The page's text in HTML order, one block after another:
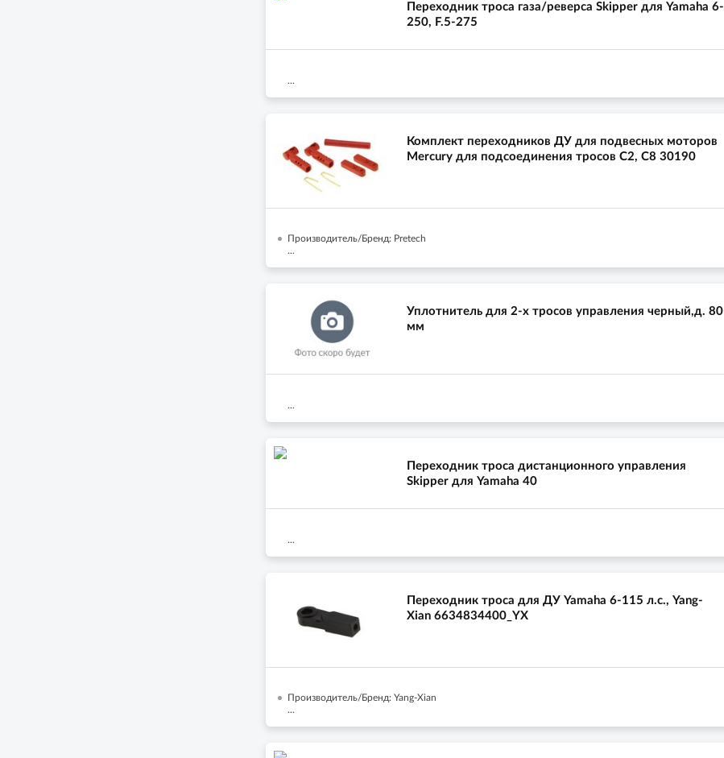
Переходник троса газа/реверса Skipper для Yamaha 6-
250, F.5-275
...
Комплект переходников ДУ для подвесных моторов
Mercury для подсоединения тросов C2, C8 30190
Производитель/Бренд: Pretech
...
Уплотнитель для 2-х тросов управления черный,д. 80
мм
...
Переходник троса дистанционного управления
Skipper для Yamaha 40
...
Переходник троса для ДУ Yamaha 6-115 л.с., Yang-
Xian 6634834400_YX
Производитель/Бренд: Yang-Xian
...